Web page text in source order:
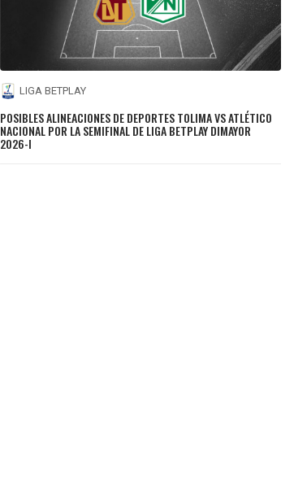
LIGA BETPLAY
POSIBLES ALINEACIONES DE DEPORTES TOLIMA VS ATLÉTICO
NACIONAL POR LA SEMIFINAL DE LIGA BETPLAY DIMAYOR
2026-I